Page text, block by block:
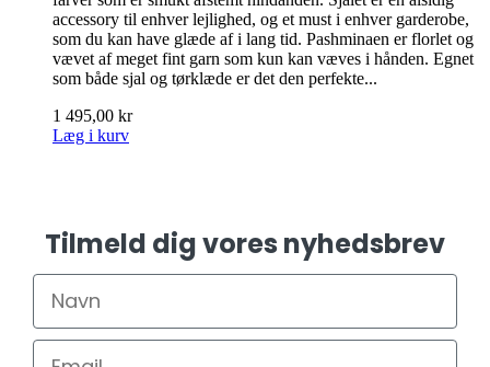
accessory til enhver lejlighed, og et must i enhver garderobe,
som du kan have glæde af i lang tid. Pashminaen er florlet og
vævet af meget fint garn som kun kan væves i hånden. Egnet
som både sjal og tørklæde er det den perfekte...
1 495,00 kr
Læg i kurv
Tilmeld dig vores nyhedsbrev